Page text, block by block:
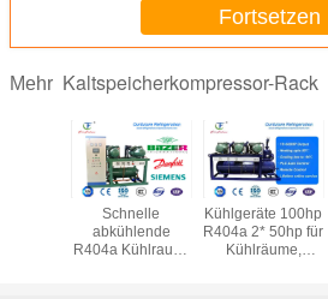
Fortsetzen
Mehr Kaltspeicherkompressor-Rack
Schnelle
abkühlende
R404a Kühlraum-
Kühlgeräte 100hp
R404a 2* 50hp für
Kühlräume,